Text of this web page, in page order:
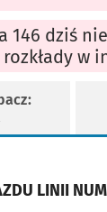
LINII
146 dziś
w